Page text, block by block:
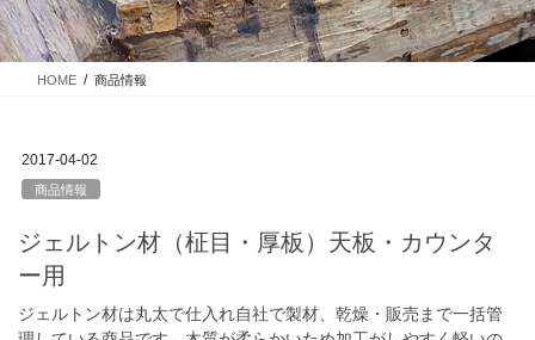
移
動
HOME 商品情報
2017-04-02
商品情報
ジェルトン材（柾目・厚板）天板・カウンタ
ー用
ジェルトン材は丸太で仕入れ自社で製材、乾燥・販売まで一括管